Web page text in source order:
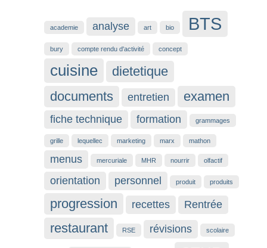
academie analyse art bio BTS
bury compte rendu d'activité concept
cuisine
dietetique
documents
entretien examen
fiche technique formation grammages
grille lequellec marketing marx mathon
menus mercuriale MHR nourrir olfactif
orientation personnel produit produits
progression recettes Rentrée
restaurant RSE révisions scolaire